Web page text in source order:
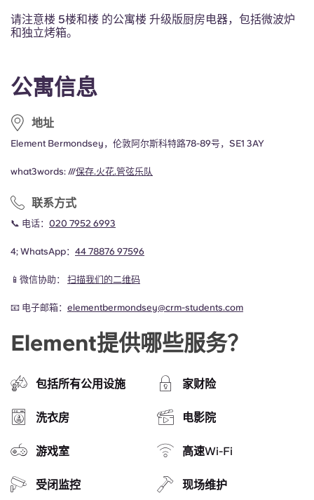
公寓信息
地址
Element Bermondsey，伦敦阿尔斯科特路78-89号，SE1 3AY
what3words: ///保存.火花.管弦乐队
联系方式
📞 电话： 020 7952 6993
4; WhatsApp： 44 78876 97596
📱微信协助： 扫描我们的二维码
📧 电子邮箱： elementbermondsey@crm-students.com
Element提供哪些服务？
包括所有公用设施 家财险
洗衣房 电影院
游戏室 高速Wi-Fi
受闭监控 现场维护
请注意楼 5楼和楼 的公寓楼 升级版厨房电器，包括微波炉
和独立烤箱。